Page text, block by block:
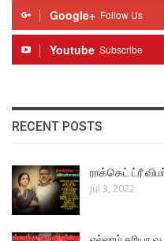
Google+ Follow Us
Youtube Subscribe
RECENT POSTS
ராக்கெட் ட்ரீ
Jul 3, 2022